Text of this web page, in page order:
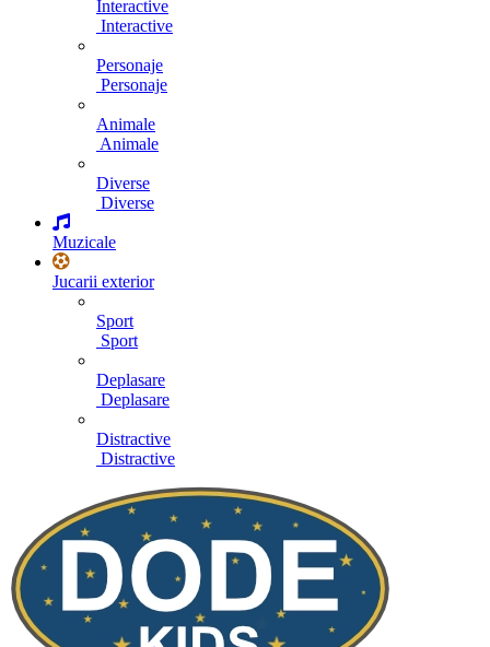
Interactive
Interactive
Personaje
Personaje
Animale
Animale
Diverse
Diverse
Muzicale
Jucarii exterior
Sport
Sport
Deplasare
Deplasare
Distractive
Distractive